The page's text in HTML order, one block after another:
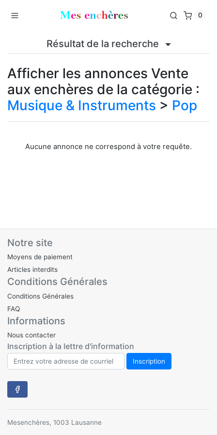
0
Résultat de la recherche
Afficher les annonces Vente
aux enchères de la catégorie :
Musique & Instruments > Pop
Aucune annonce ne correspond à votre requête.
Notre site
Moyens de paiement
Articles interdits
Conditions Générales
Conditions Générales
FAQ
Informations
Nous contacter
Inscription à la lettre d'information
Mesenchères, 1003 Lausanne